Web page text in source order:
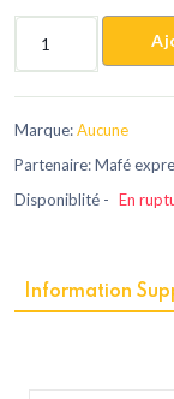
Marque:Aucune
Partenaire: Mafé
Disponiblité - En
Information